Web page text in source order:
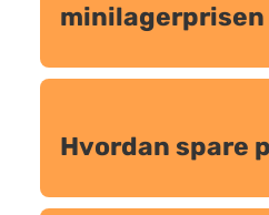
minilagerprisen
Hvordan spare